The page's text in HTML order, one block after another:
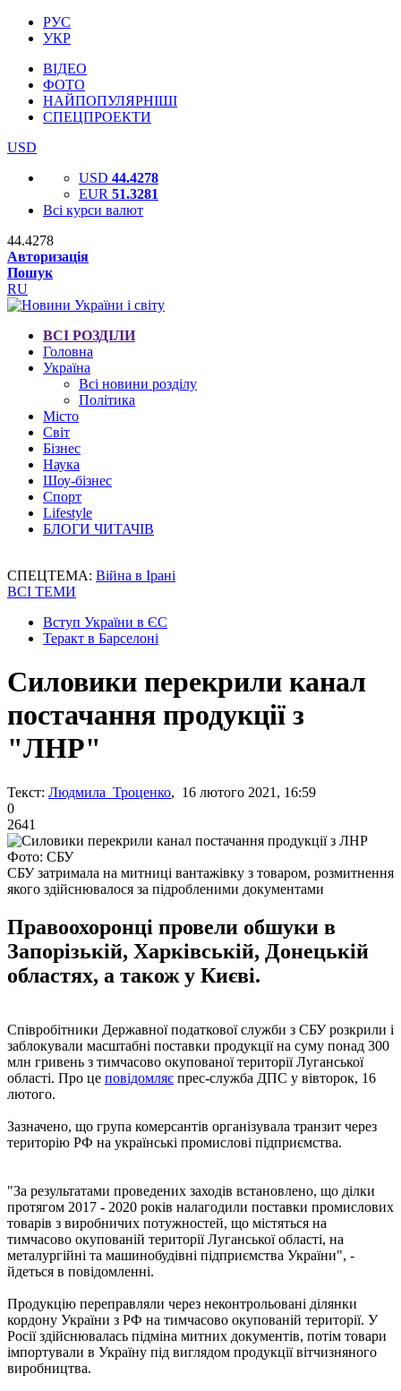
РУС
УКР
ВІДЕО
ФОТО
НАЙПОПУЛЯРНІШІ
СПЕЦПРОЕКТИ
USD
USD 44.4278
EUR 51.3281
Всі курси валют
44.4278
Авторизація
Пошук
RU
ВСІ РОЗДІЛИ
Головна
Україна
Всі новини розділу
Політика
Місто
Світ
Бізнес
Наука
Шоу-бізнес
Спорт
Lifestyle
БЛОГИ ЧИТАЧІВ
СПЕЦТЕМА: Війна в Ірані
ВСІ ТЕМИ
Вступ України в ЄС
Теракт в Барселоні
Силовики перекрили канал
постачання продукції з
"ЛНР"
Текст: Людмила Троценко, 16 лютого 2021, 16:59
0
2641
Фото: СБУ
СБУ затримала на митниці вантажівку з товаром, розмитнення
якого здійснювалося за підробленими документами
Правоохоронці провели обшуки в
Запорізькій, Харківській, Донецькій
областях, а також у Києві.
Співробітники Державної податкової служби з СБУ розкрили і
заблокували масштабні поставки продукції на суму понад 300
млн гривень з тимчасово окупованої території Луганської
області. Про це повідомляє прес-служба ДПС у вівторок, 16
лютого.
Зазначено, що група комерсантів організувала транзит через
територію РФ на українські промислові підприємства.
"За результатами проведених заходів встановлено, що ділки
протягом 2017 - 2020 років налагодили поставки промислових
товарів з виробничих потужностей, що містяться на
тимчасово окупованій території Луганської області, на
металургійні та машинобудівні підприємства України", -
йдеться в повідомленні.
Продукцію переправляли через неконтрольовані ділянки
кордону України з РФ на тимчасово окупованій території. У
Росії здійснювалась підміна митних документів, потім товари
імпортували в Україну під виглядом продукції вітчизняного
виробництва.